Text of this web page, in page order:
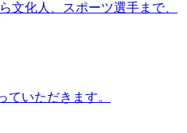
文化人、スポーツ選手まで、
いただきます。